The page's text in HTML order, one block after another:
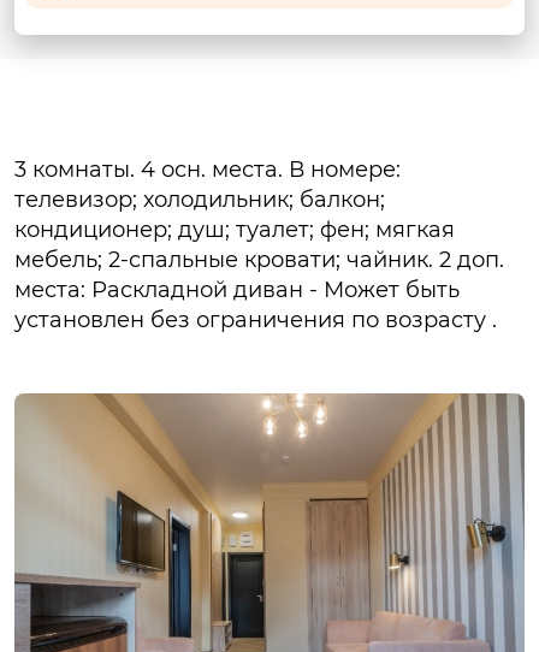
3 комнаты. 4 осн. места. В номере:
телевизор; холодильник; балкон;
кондиционер; душ; туалет; фен; мягкая
мебель; 2-спальные кровати; чайник. 2 доп.
места: Раскладной диван - Может быть
установлен без ограничения по возрасту .